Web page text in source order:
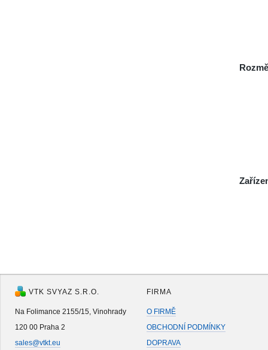
VTK SVYAZ S.R.O.
Na Folimance 2155/15, Vinohrady
120 00 Praha 2
sales@vtkt.eu
FIRMA
O FIRMĚ
OBCHODNÍ PODMÍNKY
DOPRAVA